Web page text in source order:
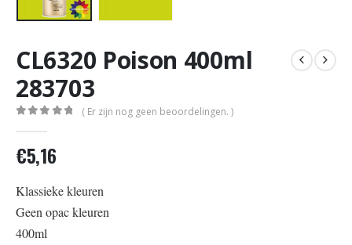
CL6320 Poison 400ml
283703
( Er zijn nog geen beoordelingen. )
€5,16
Klassieke kleuren
Geen opac kleuren
400ml